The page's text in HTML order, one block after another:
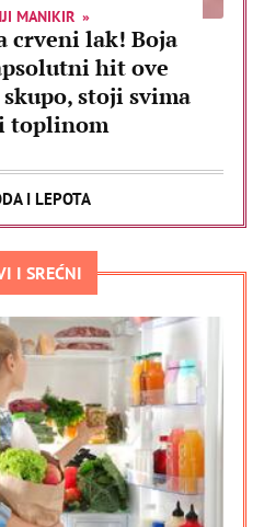
MANIKIR
crveni lak! Boja
hit ove
stoji svima
toplinom
I LEPOTA
I SREĆNI